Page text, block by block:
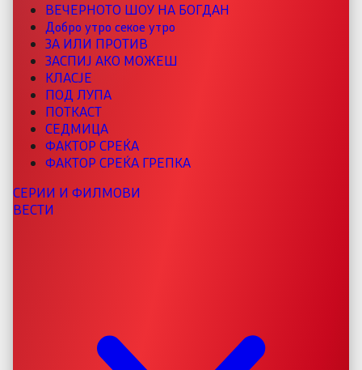
ВЕЧЕРНОТО ШОУ НА БОГДАН
Добро утро секое утро
ЗА ИЛИ ПРОТИВ
ЗАСПИЈ АКО МОЖЕШ
КЛАСЈЕ
ПОД ЛУПА
ПОТКАСТ
СЕДМИЦА
ФАКТОР СРЕЌА
ФАКТОР СРЕЌА ГРЕПКА
СЕРИИ И ФИЛМОВИ
ВЕСТИ